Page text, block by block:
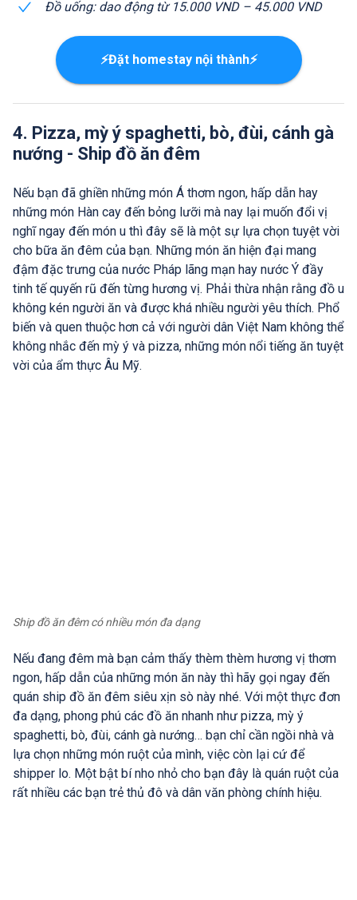
Đồ uống: dao động từ 15.000 VND – 45.000 VND
⚡Đặt homestay nội thành⚡
4. Pizza, mỳ ý spaghetti, bò, đùi, cánh gà
nướng - Ship đồ ăn đêm
Nếu bạn đã ghiền những món Á thơm ngon, hấp dẫn hay
những món Hàn cay đến bỏng lưỡi mà nay lại muốn đổi vị
nghĩ ngay đến món u thì đây sẽ là một sự lựa chọn tuyệt vời
cho bữa ăn đêm của bạn. Những món ăn hiện đại mang
đậm đặc trưng của nước Pháp lãng mạn hay nước Ý đầy
tinh tế quyến rũ đến từng hương vị. Phải thừa nhận rằng đồ u
không kén người ăn và được khá nhiều người yêu thích. Phổ
biến và quen thuộc hơn cả với người dân Việt Nam không thể
không nhắc đến mỳ ý và pizza, những món nổi tiếng ăn tuyệt
vời của ẩm thực Âu Mỹ.
Ship đồ ăn đêm có nhiều món đa dạng
Nếu đang đêm mà bạn cảm thấy thèm thèm hương vị thơm
ngon, hấp dẫn của những món ăn này thì hãy gọi ngay đến
quán ship đồ ăn đêm siêu xịn sò này nhé. Với một thực đơn
đa dạng, phong phú các đồ ăn nhanh như pizza, mỳ ý
spaghetti, bò, đùi, cánh gà nướng… bạn chỉ cần ngồi nhà và
lựa chọn những món ruột của mình, việc còn lại cứ để
shipper lo. Một bật bí nho nhỏ cho bạn đây là quán ruột của
rất nhiều các bạn trẻ thủ đô và dân văn phòng chính hiệu.